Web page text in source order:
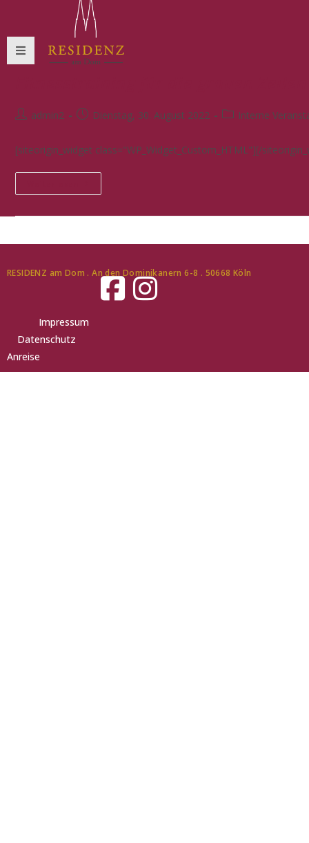
admin2 Dienstag, 30. August 2022 Interne
[siteorigin_widget class="WP_Widget_Custom_HTML"][/
RESIDENZ am Dom . An den Dominikanern 6-8 . 50668 Köln
Impressum
Datenschutz
Anreise